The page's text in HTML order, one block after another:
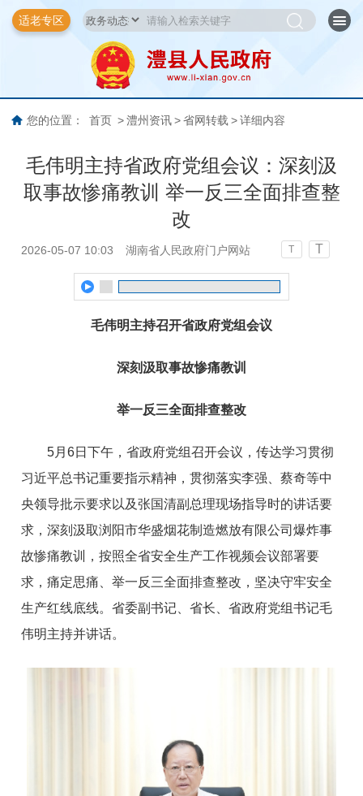
适老专区
您的位置： 首页 > 澧州资讯 > 省网转载 > 详细内容
毛伟明主持省政府党组会议：深刻汲
取事故惨痛教训 举一反三全面排查整
改
2026-05-07 10:03 湖南省人民政府门户网站 T T
毛伟明主持召开省政府党组会议
深刻汲取事故惨痛教训
举一反三全面排查整改
5月6日下午，省政府党组召开会议，传达学习贯彻
习近平总书记重要指示精神，贯彻落实李强、蔡奇等中
央领导批示要求以及张国清副总理现场指导时的讲话要
求，深刻汲取浏阳市华盛烟花制造燃放有限公司爆炸事
故惨痛教训，按照全省安全生产工作视频会议部署要
求，痛定思痛、举一反三全面排查整改，坚决守牢安全
生产红线底线。省委副书记、省长、省政府党组书记毛
伟明主持并讲话。